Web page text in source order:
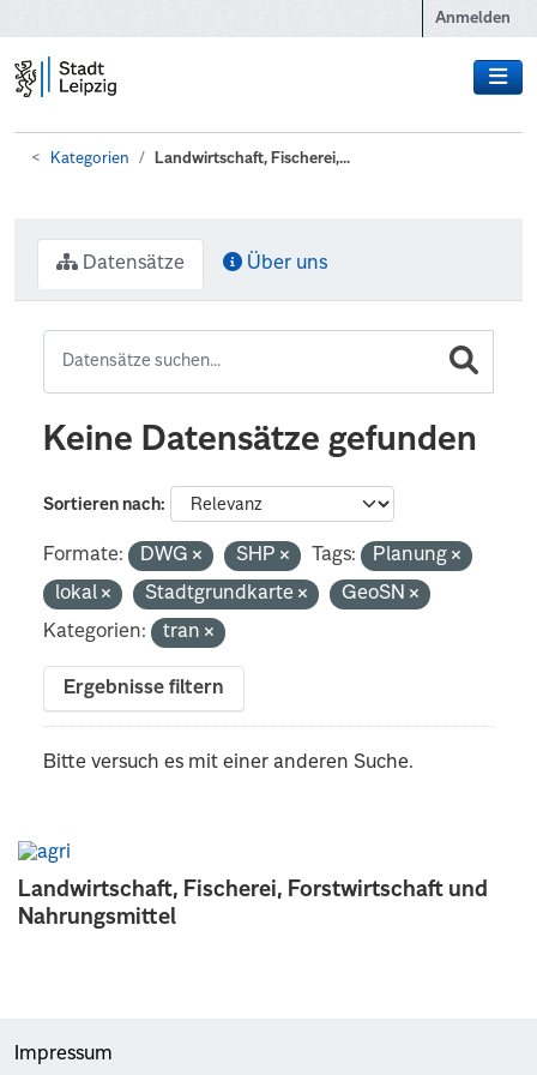
Anmelden
Kategorien Landwirtschaft, Fischerei,...
Landwirtschaft, Fischerei, Forstwirtschaft und
Nahrungsmittel
Datensätze Über uns
Keine Datensätze gefunden
Sortieren nach
Formate: DWG SHP Tags:
Planung
lokal
Stadtgrundkarte
GeoSN
Kategorien:
tran
Ergebnisse filtern
Bitte versuch es mit einer anderen Suche.
Impressum